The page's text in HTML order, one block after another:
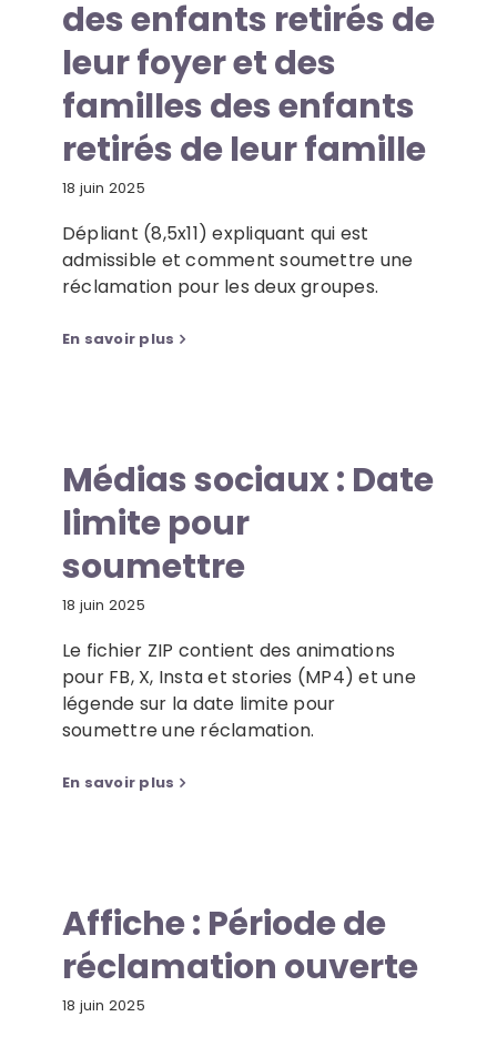
des enfants retirés de
leur foyer et des
familles des enfants
retirés de leur famille
18 juin 2025
Dépliant (8,5x11) expliquant qui est
admissible et comment soumettre une
réclamation pour les deux groupes.
En savoir plus
Médias sociaux : Date
limite pour
soumettre
18 juin 2025
Le fichier ZIP contient des animations
pour FB, X, Insta et stories (MP4) et une
légende sur la date limite pour
soumettre une réclamation.
En savoir plus
Affiche : Période de
réclamation ouverte
18 juin 2025